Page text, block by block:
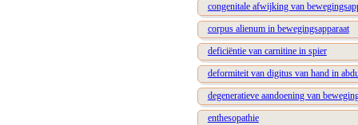
congenitale afwijking van
corpus alienum in bewegingsapparaat
deficiëntie van carnitine in spier
deformiteit van digitus van hand in
degeneratieve aandoening van
enthesopathie